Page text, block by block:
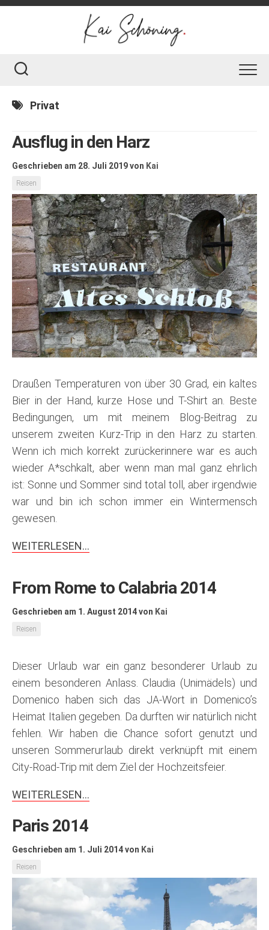
Skip
Privat
Ausflug in den Harz
Geschrieben am 28. Juli 2019von Kai
Reisen
Draußen Temperaturen von über 30 Grad, ein kaltes
Bier in der Hand, kurze Hose und T-Shirt an. Beste
Bedingungen, um mit meinem Blog-Beitrag zu
unserem zweiten Kurz-Trip in den Harz zu starten.
Wenn ich mich korrekt zurückerinnere war es auch
wieder A*schkalt, aber wenn man mal ganz ehrlich
ist: Sonne und Sommer sind total toll, aber irgendwie
war und bin ich schon immer ein Wintermensch
gewesen.
WEITERLESEN…
From Rome to Calabria 2014
Geschrieben am 1. August 2014von Kai
Reisen
Dieser Urlaub war ein ganz besonderer Urlaub zu
einem besonderen Anlass. Claudia (Unimädels) und
Domenico haben sich das JA-Wort in Domenico’s
Heimat Italien gegeben. Da durften wir natürlich nicht
fehlen. Wir haben die Chance sofort genutzt und
unseren Sommerurlaub direkt verknüpft mit einem
City-Road-Trip mit dem Ziel der Hochzeitsfeier.
WEITERLESEN…
Paris 2014
Geschrieben am 1. Juli 2014von Kai
Reisen